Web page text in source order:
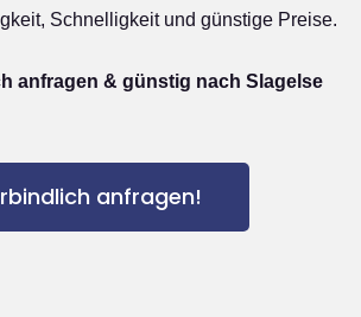
Schnelligkeit und günstige Preise.
anfragen & günstig nach Slagelse
anfragen!